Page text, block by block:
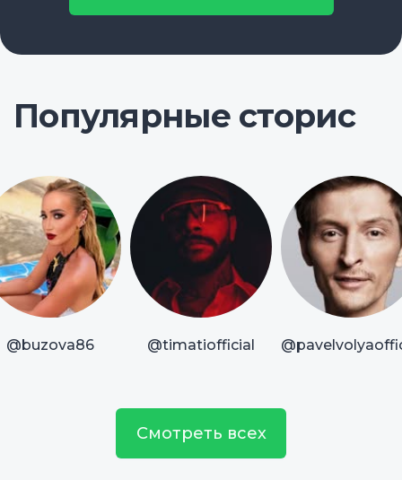
Популярные сторис
@buzova86 @timatiofficial
Смотреть всех